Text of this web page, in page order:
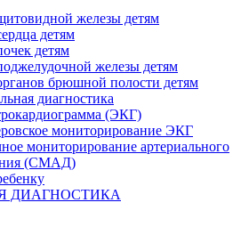
железы детям
детям
детям
железы детям
брюшной полости детям
диагностика
(ЭКГ)
мониторирование ЭКГ
мониторирование артериального
(СМАД)
ДИАГНОСТИКА